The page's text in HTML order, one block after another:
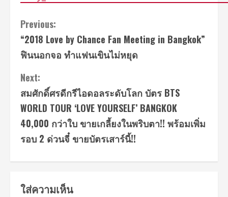
Continue
Reading
Previous:
“2018 Love by Chance Fan Meeting in Bangkok”
ฟินนอกจอ ทำแฟนเขินไม่หยุด
Next:
สมศักดิ์ศรดีกรีไอดอลระดับโลก บัตร BTS
WORLD TOUR ‘LOVE YOURSELF’ BANGKOK
40,000 กว่าใบ ขายเกลี้ยงในพริบตา!! พร้อมเพิ่ม
รอบ 2 ด่วนจี๋ ขายบัตรเสาร์นี้!!
ใส่ความเห็น